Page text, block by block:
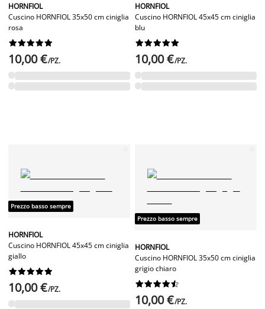
HORNFIOL
Cuscino HORNFIOL 35x50 cm ciniglia
rosa






10,00 €/PZ.
HORNFIOL
Cuscino HORNFIOL 45x45 cm ciniglia
blu






10,00 €/PZ.
Prezzo basso sempre
HORNFIOL
Cuscino HORNFIOL 45x45 cm ciniglia
giallo






10,00 €/PZ.
Prezzo basso sempre
HORNFIOL
Cuscino HORNFIOL 35x50 cm ciniglia
grigio chiaro






10,00 €/PZ.